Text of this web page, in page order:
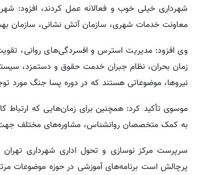
شهرداری خیلی خوب و فعالانه عمل کردند، افزود:
معاونت خدمات شهری، سازمان آتش نشانی، سازمان
وی افزود: مدیریت استرس و افسردگی‌های روانی،
زمان بحران، نظام جبران خدمت حقوق و دستمزد،
نیروها، موضوعاتی هستند که در دوره پسا جنگ مورد
موسوی تأکید کرد: همچنین برای زمان‌هایی که
به کمک متخصصان روانشناس‌، مشاوره‌های مختلف جهت